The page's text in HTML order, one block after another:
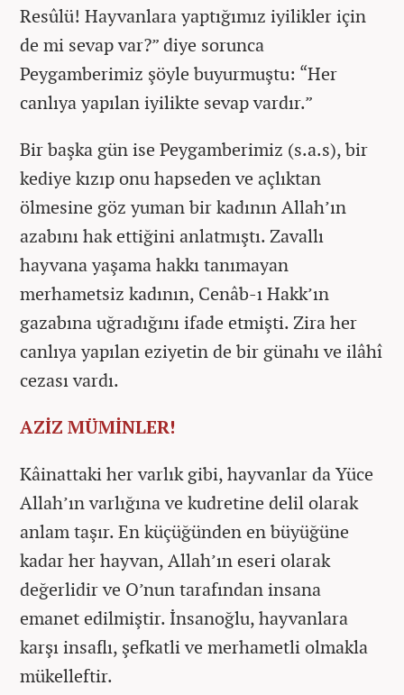
Resûlü! Hayvanlara yaptığımız iyilikler için
de mi sevap var?” diye sorunca
Peygamberimiz şöyle buyurmuştu: “Her
canlıya yapılan iyilikte sevap vardır.”
Bir başka gün ise Peygamberimiz (s.a.s), bir
kediye kızıp onu hapseden ve açlıktan
ölmesine göz yuman bir kadının Allah’ın
azabını hak ettiğini anlatmıştı. Zavallı
hayvana yaşama hakkı tanımayan
merhametsiz kadının, Cenâb-ı Hakk’ın
gazabına uğradığını ifade etmişti. Zira her
canlıya yapılan eziyetin de bir günahı ve ilâhî
cezası vardı.
AZİZ MÜMİNLER!
Kâinattaki her varlık gibi, hayvanlar da Yüce
Allah’ın varlığına ve kudretine delil olarak
anlam taşır. En küçüğünden en büyüğüne
kadar her hayvan, Allah’ın eseri olarak
değerlidir ve O’nun tarafından insana
emanet edilmiştir. İnsanoğlu, hayvanlara
karşı insaflı, şefkatli ve merhametli olmakla
mükelleftir.